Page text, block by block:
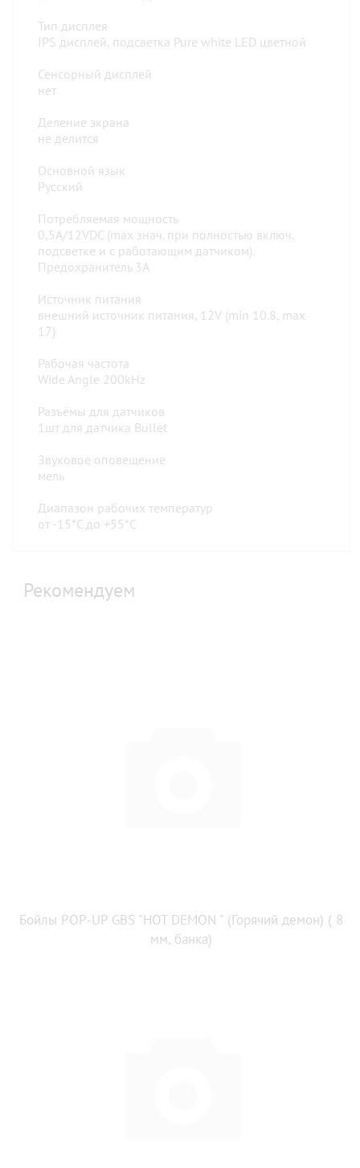
Тип дисплея
IPS дисплей, подсветка Pure white LED цветной
Сенсорный дисплей
нет
Деление экрана
не делится
Основной язык
Русский
Потребляемая мощность
0,5А/12VDC (max знач. при полностью включ.
подсветке и с работающим датчиком).
Предохранитель 3А
Источник питания
внешний источник питания, 12V (min 10.8, max
17)
Рабочая частота
Wide Angle 200kHz
Разъёмы для датчиков
1шт для датчика Bullet
Звуковое оповещение
мель
Диапазон рабочих температур
от -15*С до +55*С
Рекомендуем
Бойлы POP-UP GBS "HOT DEMON " (Горячий демон) ( 8
мм, банка)